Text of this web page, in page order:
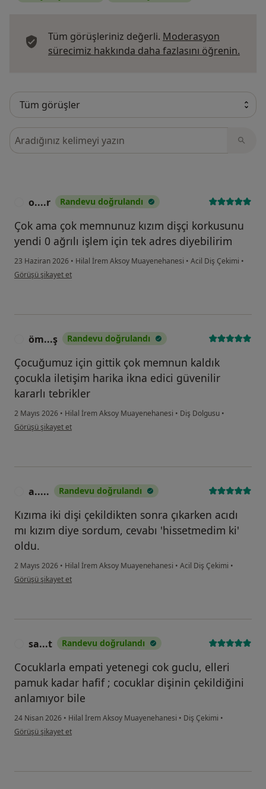
Tüm görüşleriniz değerli. Moderasyon
sürecimiz hakkında daha fazlasını öğrenin.
Görüşler içerisinde ara
o....r Randevu doğrulandı
Çok ama çok memnunuz kızım dişçi korkusunu
yendi 0 ağrılı işlem için tek adres diyebilirim
23 Haziran 2026 • Hilal İrem Aksoy Muayenehanesi • Acil Diş Çekimi •
kullanıcının görüşüne göre o....r
Görüşü şikayet et
öm...ş Randevu doğrulandı
Çocuğumuz için gittik çok memnun kaldık
çocukla iletişim harika ikna edici güvenilir
kararlı tebrikler
2 Mayıs 2026 • Hilal İrem Aksoy Muayenehanesi • Diş Dolgusu •
kullanıcının görüşüne göre öm...ş
Görüşü şikayet et
a..... Randevu doğrulandı
Kızıma iki dişi çekildikten sonra çıkarken acıdı
mı kızım diye sordum, cevabı 'hissetmedim ki'
oldu.
2 Mayıs 2026 • Hilal İrem Aksoy Muayenehanesi • Acil Diş Çekimi •
kullanıcının görüşüne göre a.....
Görüşü şikayet et
sa...t Randevu doğrulandı
Cocuklarla empati yetenegi cok guclu, elleri
pamuk kadar hafif ; cocuklar dişinin çekildiğini
anlamıyor bile
24 Nisan 2026 • Hilal İrem Aksoy Muayenehanesi • Diş Çekimi •
kullanıcının görüşüne göre sa...t
Görüşü şikayet et